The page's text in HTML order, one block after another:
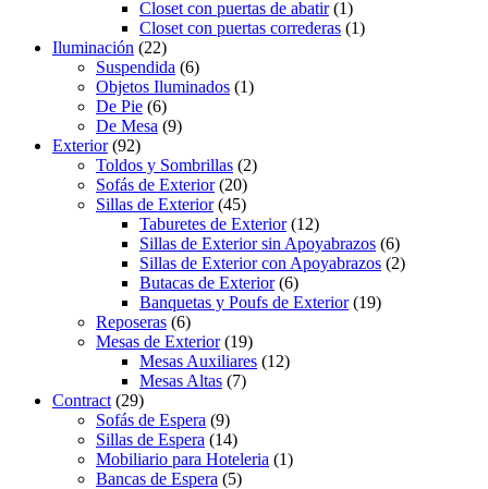
Closet con puertas de abatir(1)
Closet con puertas correderas (1)
Iluminación (22)
Suspendida (6)
Objetos Iluminados (1)
De Pie (6)
De Mesa (9)
Exterior(92)
Toldos y Sombrillas (2)
Sofás de Exterior(20)
Sillas de Exterior(45)
Taburetes de Exterior(12)
Sillas de Exterior sin Apoyabrazos (6)
Sillas de Exterior con Apoyabrazos (2)
Butacas de Exterior(6)
Banquetas y Poufs de Exterior(19)
Reposeras (6)
Mesas de Exterior(19)
Mesas Auxiliares (12)
Mesas Altas (7)
Contract (29)
Sofás de Espera (9)
Sillas de Espera (14)
Mobiliario para Hoteleria (1)
Bancas de Espera (5)